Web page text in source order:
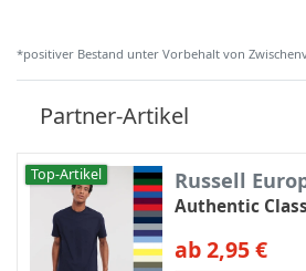
*positiver Bestand unter Vorbehalt von
Partner-Artikel
Top-Artikel Russell
Authentic
ab 2,95 €